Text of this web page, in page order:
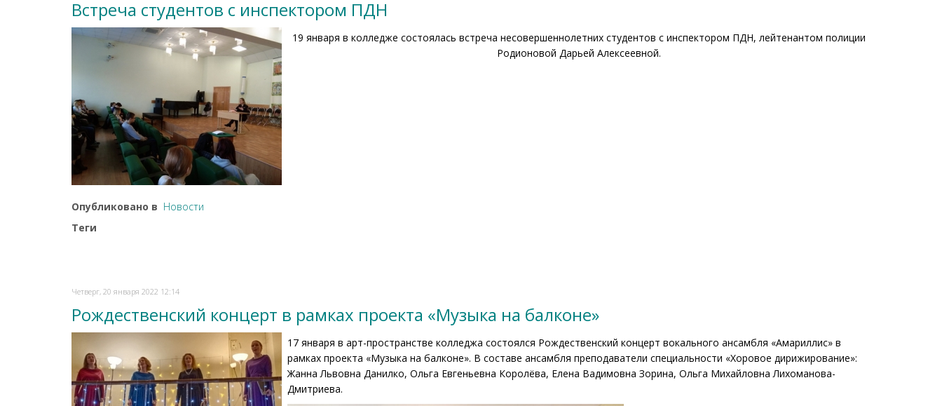
Встреча студентов с инспектором ПДН
19 января в колледже состоялась встреча несовершеннолетних студентов с инспектором ПДН, лейтенантом полиции
Родионовой Дарьей Алексеевной.
Опубликовано в Новости
Теги
Четверг, 20 января 2022 12:14
Рождественский концерт в рамках проекта «Музыка на балконе»
17 января в арт-пространстве колледжа состоялся Рождественский концерт вокального ансамбля «Амариллис» в
рамках проекта «Музыка на балконе». В составе ансамбля преподаватели специальности «Хоровое дирижирование»:
Жанна Львовна Данилко, Ольга Евгеньевна Королёва, Елена Вадимовна Зорина, Ольга Михайловна Лихоманова-
Дмитриева.